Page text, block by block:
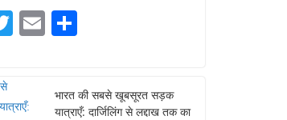
T
r
E
भारत की सबसे खूबसूरत सड़क
यात्राएँ: दार्जिलिंग से लद्दाख तक का